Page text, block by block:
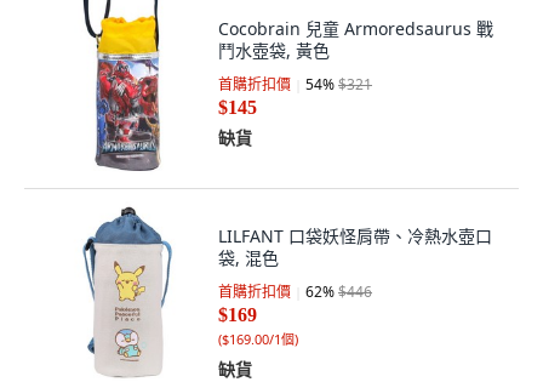
Cocobrain 兒童 Armoredsaurus 戰
鬥水壺袋, 黃色
首購折扣價 54%$321
$145
缺貨
LILFANT 口袋妖怪肩帶、冷熱水壺口
袋, 混色
首購折扣價 62%$446
$169
($169.00/1個)
缺貨